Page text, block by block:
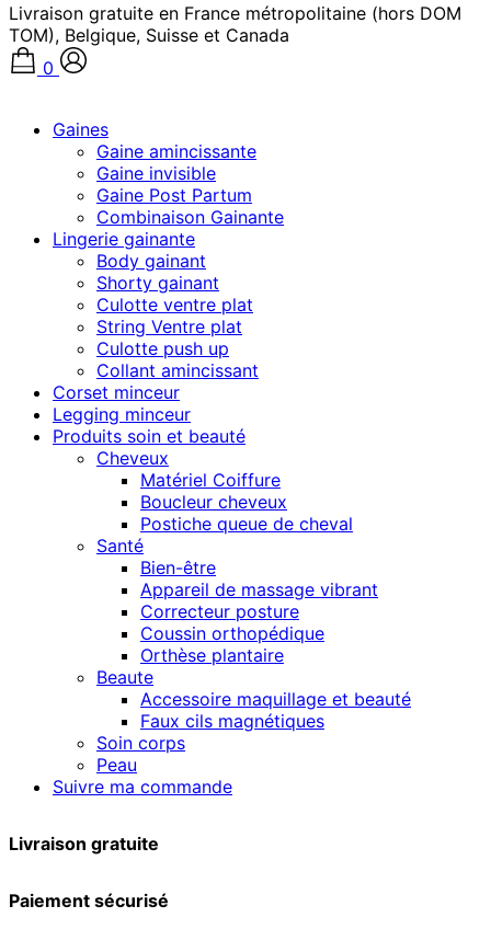
Livraison gratuite en France métropolitaine (hors DOM
TOM), Belgique, Suisse et Canada
0
Gaines
Gaine amincissante
Gaine invisible
Gaine Post Partum
Combinaison Gainante
Lingerie gainante
Body gainant
Shorty gainant
Culotte ventre plat
String Ventre plat
Culotte push up
Collant amincissant
Corset minceur
Legging minceur
Produits soin et beauté
Cheveux
Matériel Coiffure
Boucleur cheveux
Postiche queue de cheval
Santé
Bien-être
Appareil de massage vibrant
Correcteur posture
Coussin orthopédique
Orthèse plantaire
Beaute
Accessoire maquillage et beauté
Faux cils magnétiques
Soin corps
Peau
Suivre ma commande
Livraison gratuite
Paiement sécurisé